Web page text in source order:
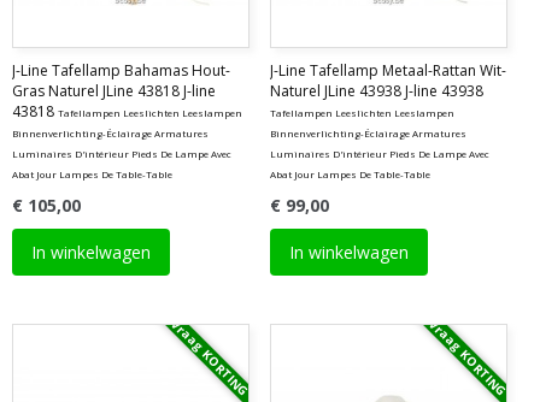
J-Line Tafellamp Bahamas Hout-
Gras Naturel JLine 43818 J-line
43818 Tafellampen Leeslichten Leeslampen
Binnenverlichting-Éclairage Armatures
Luminaires D'intérieur Pieds De Lampe Avec
Abat Jour Lampes De Table-Table
€ 105,00
In winkelwagen
J-Line Tafellamp Metaal-Rattan Wit-
Naturel JLine 43938 J-line 43938
Tafellampen Leeslichten Leeslampen
Binnenverlichting-Éclairage Armatures
Luminaires D'intérieur Pieds De Lampe Avec
Abat Jour Lampes De Table-Table
€ 99,00
In winkelwagen
Vraag KORTING Vraag KORTING